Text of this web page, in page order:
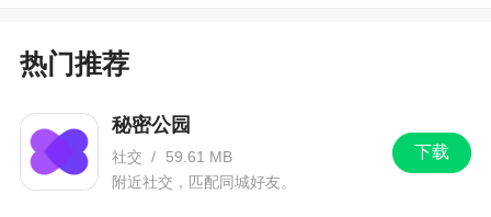
热门推荐
下载
秘密公园
社交 /
59.61 MB
附近社交，匹配同城好友。